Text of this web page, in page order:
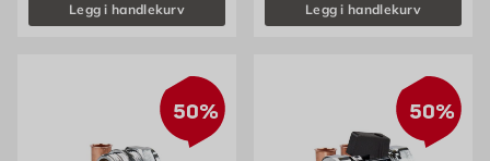
Legg i handlekurv Legg i handlekurv
50% 50%